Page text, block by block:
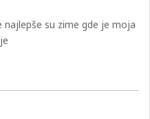
najlepše su zime gde je moja